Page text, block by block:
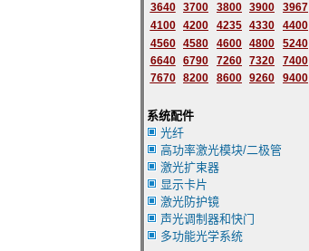
3640
3700 3800 3900 3967
4100
4200 4235 4330 4400
4560
4580 4600 4800 5240
6640
6790 7260 7320 7400
7670
8200 8600 9260 9400
系统配件
光纤
高功率激光模块/二极管
激光扩束器
显示卡片
激光防护镜
声光调制器和快门
多功能光学系统